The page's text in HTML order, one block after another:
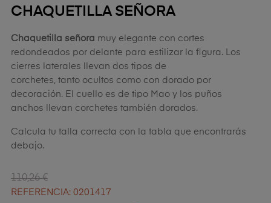
CHAQUETILLA SEÑORA
Chaquetilla señora muy elegante con cortes
redondeados por delante para estilizar la figura. Los
cierres laterales llevan dos tipos de
corchetes, tanto ocultos como con dorado por
decoración. El cuello es de tipo Mao y los puños
anchos llevan corchetes también dorados.
Calcula tu talla correcta con la tabla que encontrarás
debajo.
110,26 €
REFERENCIA: 0201417